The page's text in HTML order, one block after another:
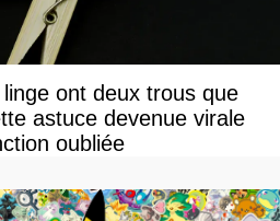
ont deux trous que
astuce devenue virale
oubliée